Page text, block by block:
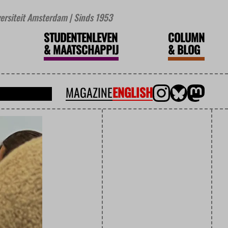
Amsterdam | Sinds 1953
STUDENTENLEVEN
&MAATSCHAPPIJ
COLUMN
&BLOG
MAGAZINEENGLISH